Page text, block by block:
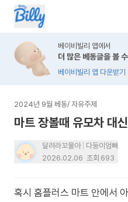
베이비빌리 앱에서
더 많은 베동글을 볼
베이비빌리 앱 다운받기
2024년 9월 베동/ 자유주제
마트 장볼때 유모차 대
달려라꼬물아
다둥이엄빠
2026.02.06 조회 693
혹시 홈플러스 마트 안에서